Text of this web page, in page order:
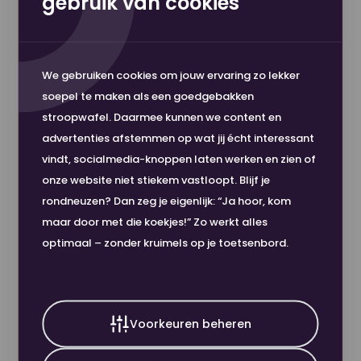
We gebruiken cookies om jouw ervaring zo lekker
soepel te maken als een goedgebakken
stroopwafel. Daarmee kunnen we content en
advertenties afstemmen op wat jij écht interessant
vindt, socialmedia-knoppen laten werken en zien of
onze website niet stiekem vastloopt. Blijf je
rondneuzen? Dan zeg je eigenlijk: “Ja hoor, kom
maar door met die koekjes!” Zo werkt alles
optimaal – zonder kruimels op je toetsenbord.
Voorkeuren beheren
MF655Cdw
Snel en betrouwbaar:Print tot 21 pagina's per
minuut in hoge resoltutie. Geen wachttijden,
alleen top resultaten!
Print, scan en kopieer met
één apparaat.
Compact formaat:Past perfect op elk
Connectiviteit:Bevat een uitgebreide
connectiviteit; Wifi, Ethernet en USB.
Afdrukcapaciteit 250 - 2500 pagina's/mnd
Scanfunctie Ja - Enkelzijdig
Aantal cartridges /